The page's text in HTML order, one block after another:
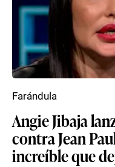
Angie Jibaja
contra Jean
increíble que
Farándula